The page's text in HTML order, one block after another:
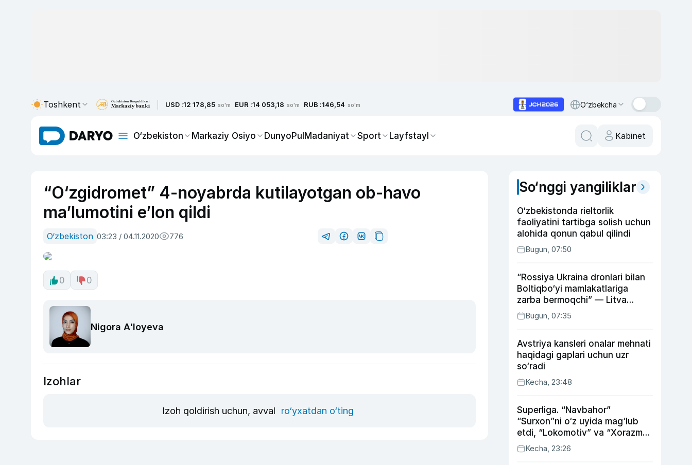
Toshkent USD :12 178,85 so'm EUR :14 053,18 so'm RUB :146,54 so'm O‘zbekcha
O‘zbekiston Markaziy Osiyo DunyoPulMadaniyat Sport Layfstayl Kabinet
“O‘zgidromet” 4-noyabrda kutilayotgan ob-havo
ma’lumotini e’lon qildi
O‘zbekiston 03:23 / 04.11.2020 776
0 0
Nigora A'loyeva
Izohlar
Izoh qoldirish uchun, avval ro‘yxatdan o‘ting
So‘nggi yangiliklar
O‘zbekistonda rieltorlik
faoliyatini tartibga solish uchun
alohida qonun qabul qilindi
Bugun, 07:50
“Rossiya Ukraina dronlari bilan
Boltiqbo‘yi mamlakatlariga
zarba bermoqchi” — Litva
mudofaa vaziri
Bugun, 07:35
Avstriya kansleri onalar mehnati
haqidagi gaplari uchun uzr
so‘radi
Kecha, 23:48
Superliga. “Navbahor”
“Surxon”ni o‘z uyida mag‘lub
etdi, “Lokomotiv” va “Xorazm”
uyda g‘alaba qozondi
Kecha, 23:26